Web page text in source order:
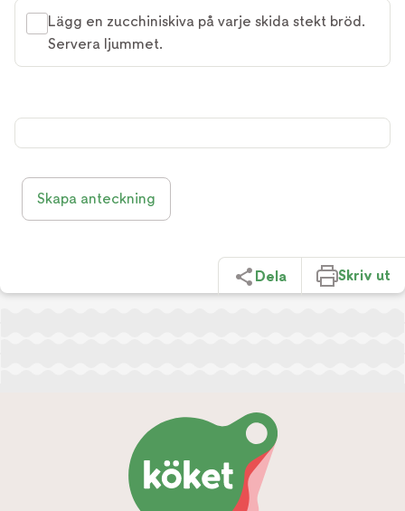
Lägg en zucchiniskiva på varje skida stekt bröd.
Servera ljummet.
Skapa anteckning
Dela Skriv ut